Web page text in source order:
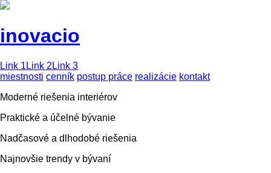
inovacio
Link 1 Link 2 Link 3
miestnosti cenník postup práce realizácie kontakt
Moderné riešenia interiérov
Praktické a účelné bývanie
Nadčasové a dlhodobé riešenia
Najnovšie trendy v bývaní